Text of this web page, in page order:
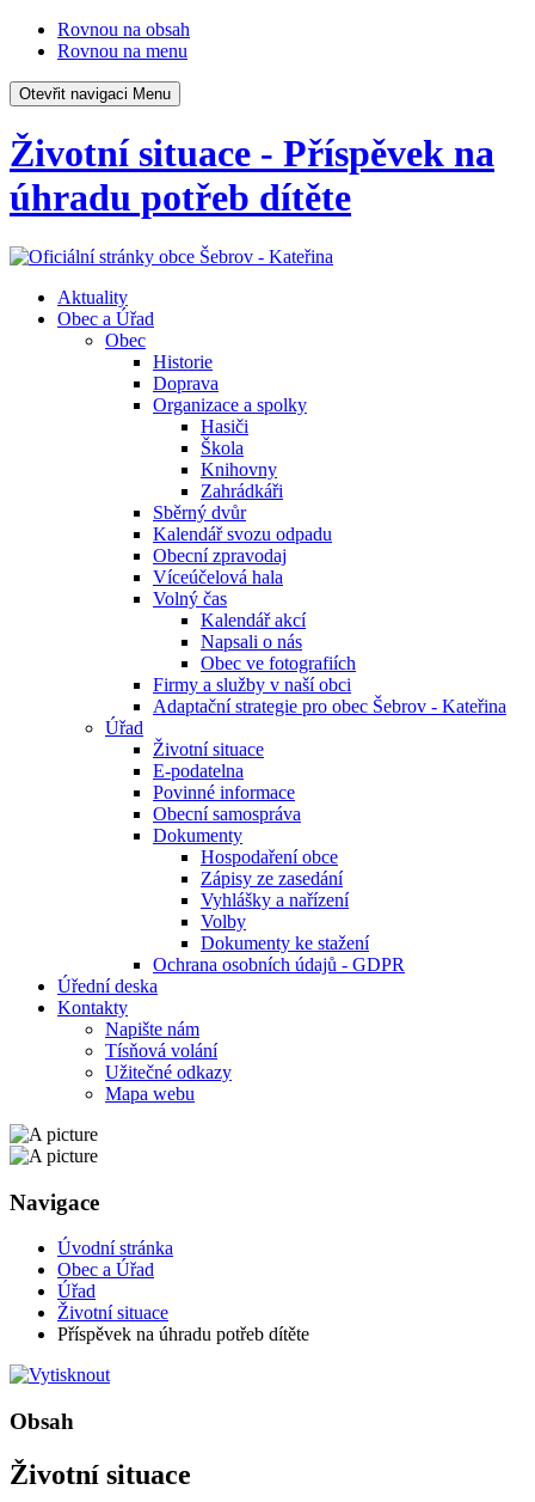
Rovnou na obsah
Rovnou na menu
Otevřit navigaci Menu
Životní situace - Příspěvek na
úhradu potřeb dítěte
Aktuality
Obec a Úřad
Obec
Historie
Doprava
Organizace a spolky
Hasiči
Škola
Knihovny
Zahrádkáři
Sběrný dvůr
Kalendář svozu odpadu
Obecní zpravodaj
Víceúčelová hala
Volný čas
Kalendář akcí
Napsali o nás
Obec ve fotografiích
Firmy a služby v naší obci
Adaptační strategie pro obec Šebrov - Kateřina
Úřad
Životní situace
E-podatelna
Povinné informace
Obecní samospráva
Dokumenty
Hospodaření obce
Zápisy ze zasedání
Vyhlášky a nařízení
Volby
Dokumenty ke stažení
Ochrana osobních údajů - GDPR
Úřední deska
Kontakty
Napište nám
Tísňová volání
Užitečné odkazy
Mapa webu
Navigace
Úvodní stránka
Obec a Úřad
Úřad
Životní situace
Příspěvek na úhradu potřeb dítěte
Obsah
Životní situace